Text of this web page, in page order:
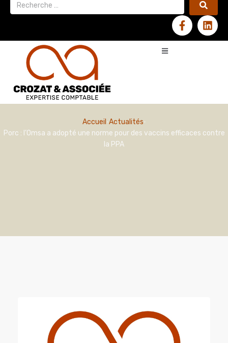
Accueil Actualités
Porc : l’Omsa a adopté une norme pour des vaccins efficaces contre
la PPA